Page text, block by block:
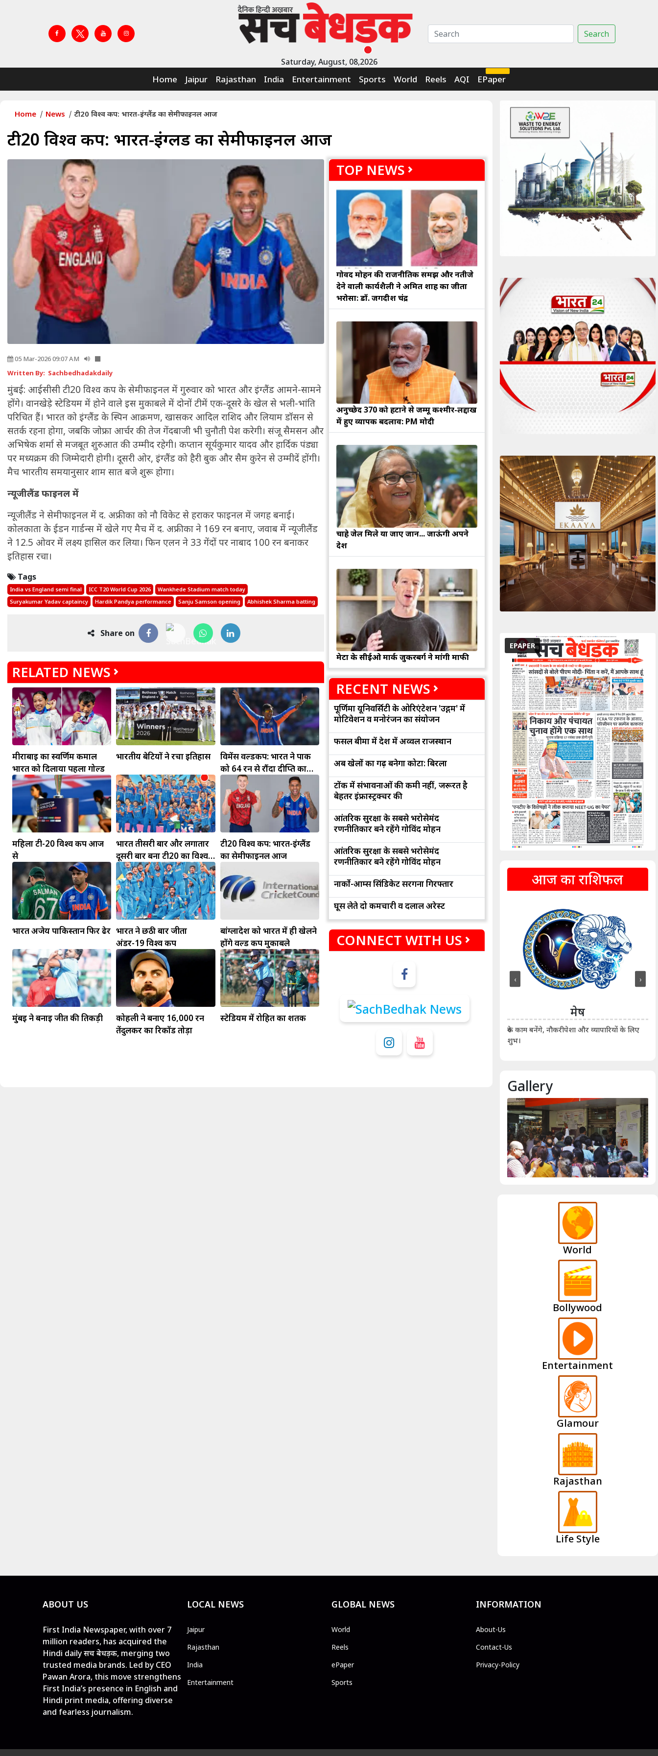
Saturday, August, 08,2026
Search
Home Jaipur Rajasthan India Entertainment Sports World Reels AQI EPaper
Home News टी20 विश्व कप: भारत-इंग्लैंड का सेमीफाइनल आज
टी20 विश्व कप: भारत-इंग्लैंड का सेमीफाइनल आज
05 Mar-2026 09:07 AM
Written By: Sachbedhadakdaily
मुंबई: आईसीसी टी20 विश्व कप के सेमीफाइनल में गुरुवार को भारत और इंग्लैंड आमने-सामने
होंगे। वानखेड़े स्टेडियम में होने वाले इस मुकाबले में दोनों टीमें एक-दूसरे के खेल से भली-भांति
परिचित हैं। भारत को इंग्लैंड के स्पिन आक्रमण, खासकर आदिल राशिद और लियाम डॉसन से
सतर्क रहना होगा, जबकि जोफ्रा आर्चर की तेज गेंदबाजी भी चुनौती पेश करेगी। संजू सैमसन और
अभिषेक शर्मा से मजबूत शुरुआत की उम्मीद रहेगी। कप्तान सूर्यकुमार यादव और हार्दिक पंड्या
पर मध्यक्रम की जिम्मेदारी होगी। दूसरी ओर, इंग्लैंड को हैरी बुक और सैम कुरेन से उम्मीदें होंगी।
मैच भारतीय समयानुसार शाम सात बजे शुरू होगा।
न्यूजीलैंड फाइनल में
न्यूजीलैंड ने सेमीफाइनल में द. अफ्रीका को नौ विकेट से हराकर फाइनल में जगह बनाई।
कोलकाता के ईडन गार्डन्स में खेले गए मैच में द. अफ्रीका ने 169 रन बनाए, जवाब में न्यूजीलैंड
ने 12.5 ओवर में लक्ष्य हासिल कर लिया। फिन एलन ने 33 गेंदों पर नाबाद 100 रन बनाकर
इतिहास रचा।
Tags
India vs England semi final ICC T20 World Cup 2026
Wankhede Stadium match today
Suryakumar Yadav captaincy
Hardik Pandya performance Sanju Samson opening Abhishek Sharma batting
Share on
RELATED NEWS
मीराबाई का स्वर्णिम कमाल
भारत को दिलाया पहला गोल्ड
भारतीय बेटियों ने रचा इतिहास
विमेंस वर्ल्डकप: भारत ने पाक
को 64 रन से रौंदा दीप्ति का
पंजा... मंधाना की फिफ्टी
महिला टी-20 विश्व कप आज
से
भारत तीसरी बार और लगातार
दूसरी बार बना टी20 का विश्व
विजेता
टी20 विश्व कप: भारत-इंग्लैंड
का सेमीफाइनल आज
भारत अजेय पाकिस्तान फिर ढेर भारत ने छठी बार जीता
अंडर-19 विश्व कप
बांग्लादेश को भारत में ही खेलने
होंगे वर्ल्ड कप मुकाबले
मुंबई ने बनाई जीत की तिकड़ी
कोहली ने बनाए 16,000 रन
तेंदुलकर का रिकॉर्ड तोड़ा
स्टेडियम में रोहित का शतक
TOP NEWS
गोविंद मोहन की राजनीतिक समझ और नतीजे
देने वाली कार्यशैली ने अमित शाह का जीता
भरोसा: डॉ. जगदीश चंद्र
अनुच्छेद 370 को हटाने से जम्मू कश्मीर-लद्दाख
में हुए व्यापक बदलाव: PM मोदी
चाहे जेल मिले या जाए जान... जाऊंगी अपने
देश
मेटा के सीईओ मार्क जुकरबर्ग ने मांगी माफी
RECENT NEWS
पूर्णिमा यूनिवर्सिटी के ओरिएंटेशन 'उद्गम' में
मोटिवेशन व मनोरंजन का संयोजन
फसल बीमा में देश में अव्वल राजस्थान
अब खेलों का गढ़ बनेगा कोटा: बिरला
टोंक में संभावनाओं की कमी नहीं, जरूरत है
बेहतर इंफ्रास्ट्रक्चर की
आंतरिक सुरक्षा के सबसे भरोसेमंद
रणनीतिकार बने रहेंगे गोविंद मोहन
आंतरिक सुरक्षा के सबसे भरोसेमंद
रणनीतिकार बने रहेंगे गोविंद मोहन
नार्को-आर्म्स सिंडिकेट सरगना गिरफ्तार
घूस लेते दो कर्मचारी व दलाल अरेस्ट
CONNECT WITH US
EPAPER
आज का राशिफल
धनु
बड़ी डील हाथ लग सकती
मकर
सुखद पलों की प्राप्ति होगी। फिजूल के खर्चे बढ़ेंगे,
सुख सुविधाओं में इजाफा होगा।
कुंभ
धनलाभ के अवसरों में वृद्धि के साथ अपनी योजनाओं
पर काम करते रहे।
संभलकर रहे, जल्दबाजी नहीं दिखाए। कानूनी वाद-
विवादों से बचे।
मेष
रुके काम बनेंगे, नौकरीपेशा और व्यापारियों के लिए
शुभ।
‹ ›
Gallery
World
Bollywood
Entertainment
Glamour
Rajasthan
Life Style
ABOUT US
First India Newspaper, with over 7
million readers, has acquired the
Hindi daily सच बेधड़क, merging two
trusted media brands. Led by CEO
Pawan Arora, this move strengthens
First India’s presence in English and
Hindi print media, offering diverse
and fearless journalism.
LOCAL NEWS
Jaipur
Rajasthan
India
Entertainment
GLOBAL NEWS
World
Reels
ePaper
Sports
INFORMATION
About-Us
Contact-Us
Privacy-Policy